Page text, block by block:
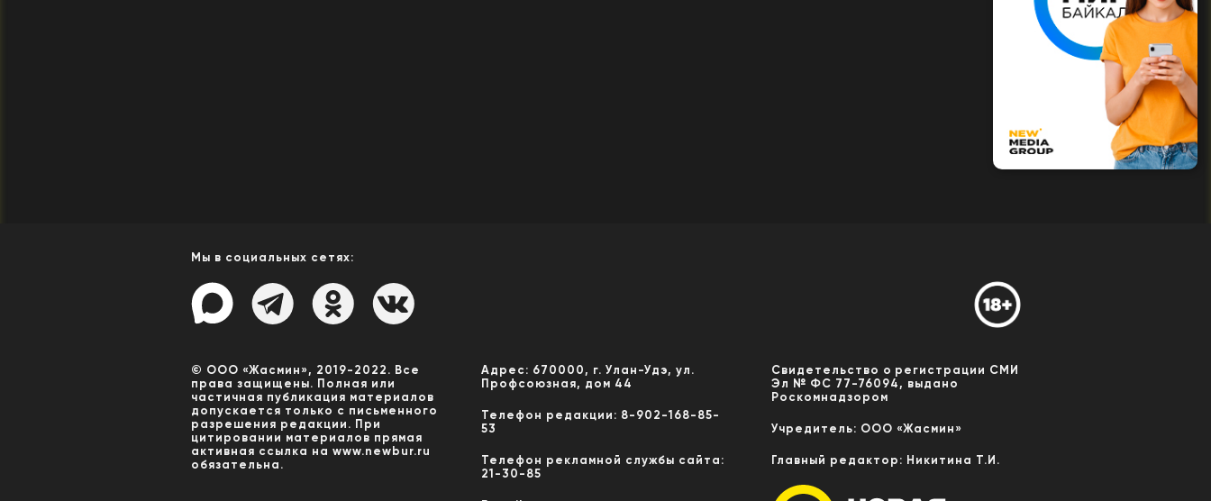
Мы в социальных сетях:
© ООО «Жасмин», 2019-2022. Все
права защищены. Полная или
частичная публикация материалов
допускается только с письменного
разрешения редакции. При
цитировании материалов прямая
активная ссылка на www.newbur.ru
обязательна.
Адрес: 670000, г. Улан-Удэ, ул.
Профсоюзная, дом 44
Телефон редакции: 8-902-168-85-
53
Телефон рекламной службы сайта:
21-30-85
Свидетельство о регистрации СМИ
Эл № ФС 77-76094, выдано
Роскомнадзором
Учредитель: ООО «Жасмин»
Главный редактор: Никитина Т.И.